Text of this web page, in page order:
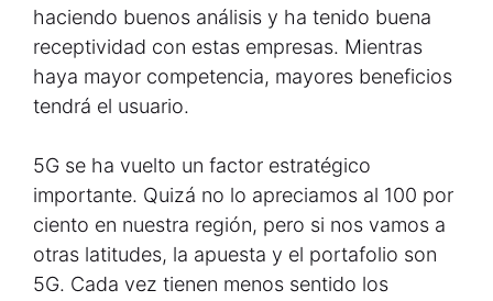
haciendo buenos análisis y ha tenido buena
receptividad con estas empresas. Mientras
haya mayor competencia, mayores beneficios
tendrá el usuario.
5G se ha vuelto un factor estratégico
importante. Quizá no lo apreciamos al 100 por
ciento en nuestra región, pero si nos vamos a
otras latitudes, la apuesta y el portafolio son
5G. Cada vez tienen menos sentido los